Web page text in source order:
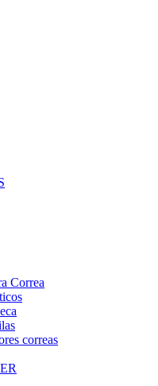
Correa
correas